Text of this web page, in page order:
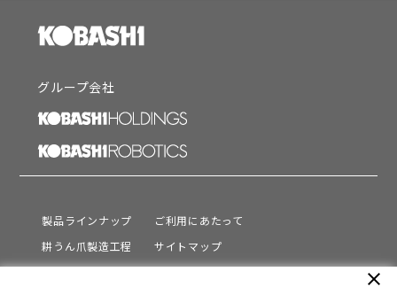
グループ会社
製品ラインナップ
耕うん爪製造工程
サポート
ご利用にあたって
サイトマップ
プライバシーポリシー
close